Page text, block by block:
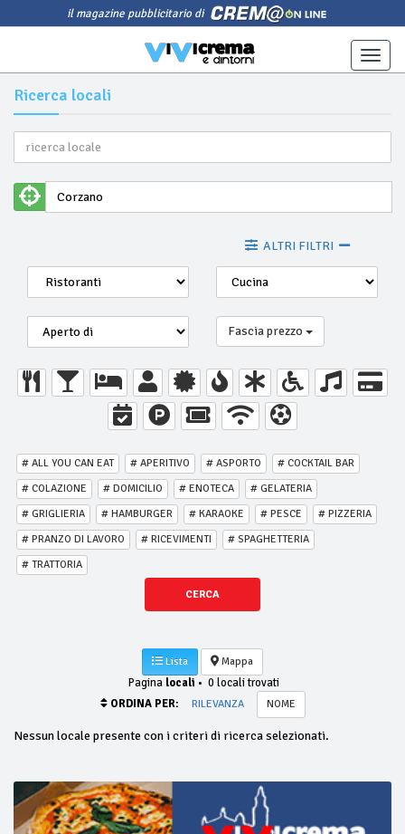
il magazine pubblicitario di
Toggle
Ricerca locali
ALTRI FILTRI
Fascia prezzo
# ALL YOU CAN EAT # APERITIVO # ASPORTO
# COCKTAIL BAR
# COLAZIONE
# DOMICILIO # ENOTECA
# GELATERIA
# GRIGLIERIA
# HAMBURGER # KARAOKE # PESCE
# PIZZERIA
# PRANZO DI LAVORO
# RICEVIMENTI
# SPAGHETTERIA
# TRATTORIA
CERCA
Lista Mappa
Pagina locali • 0 locali trovati
ORDINA PER:
RILEVANZA NOME
Nessun locale presente con i criteri di ricerca selezionati.